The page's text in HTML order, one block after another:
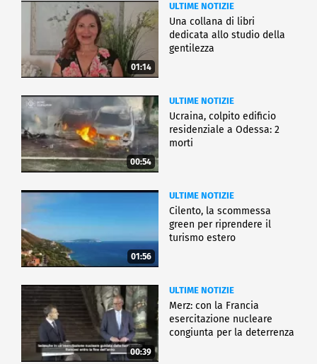
01:14
ULTIME NOTIZIE
Una collana di libri
dedicata allo studio della
gentilezza
00:54
ULTIME NOTIZIE
Ucraina, colpito edificio
residenziale a Odessa: 2
morti
01:56
ULTIME NOTIZIE
Cilento, la scommessa
green per riprendere il
turismo estero
00:39
ULTIME NOTIZIE
Merz: con la Francia
esercitazione nucleare
congiunta per la deterrenza